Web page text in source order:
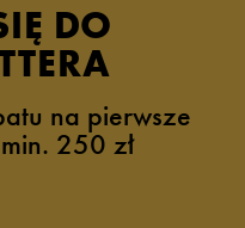
DO
na pierwsze
250 zł